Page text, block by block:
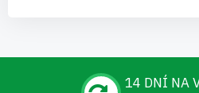
14 DNÍ NA